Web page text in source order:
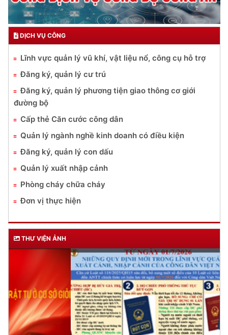
DỊCH VỤ CÔNG
Lĩnh vực quản lý vũ khí, vật liệu nổ, công cụ hỗ trợ
Đăng ký, quản lý cư trú
Đăng ký, quản lý phương tiện giao thông cơ giới
đường bộ
Cấp thẻ Căn cước công dân
Quản lý ngành nghề kinh doanh có điều kiện
Đăng ký, quản lý con dấu
Quản lý xuất nhập cảnh
Phòng cháy chữa cháy
Đơn vị thực hiện
THƯ VIỆN ẢNH